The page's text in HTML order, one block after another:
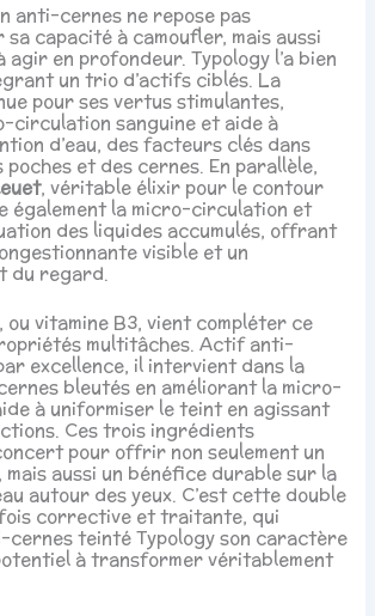
anti-cernes ne repose pas
sa capacité à camoufler, mais aussi
en profondeur. Typology l’a bien
un trio d’actifs ciblés. La
pour ses vertus stimulantes,
circulation sanguine et aide à
d’eau, des facteurs clés dans
poches et des cernes. En parallèle,
, véritable élixir pour le contour
également la micro-circulation et
des liquides accumulés, offrant
visible et un
du regard.
, ou vitamine B3, vient compléter ce
multitâches. Actif anti-
excellence, il intervient dans la
bleutés en améliorant la micro-
à uniformiser le teint en agissant
Ces trois ingrédients
pour offrir non seulement un
aussi un bénéfice durable sur la
autour des yeux. C’est cette double
fois corrective et traitante, qui
cernes teinté Typology son caractère
à transformer véritablement